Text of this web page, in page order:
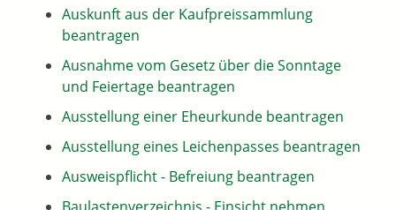
Auskunft aus der Kaufpreissammlung
beantragen
Ausnahme vom Gesetz über die Sonntage
und Feiertage beantragen
Ausstellung einer Eheurkunde beantragen
Ausstellung eines Leichenpasses beantragen
Ausweispflicht - Befreiung beantragen